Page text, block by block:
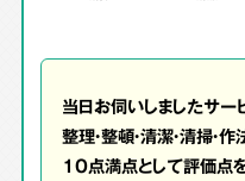
当日お伺いしましたサー
整理・整頓・清潔・清掃
10点満点として評価点